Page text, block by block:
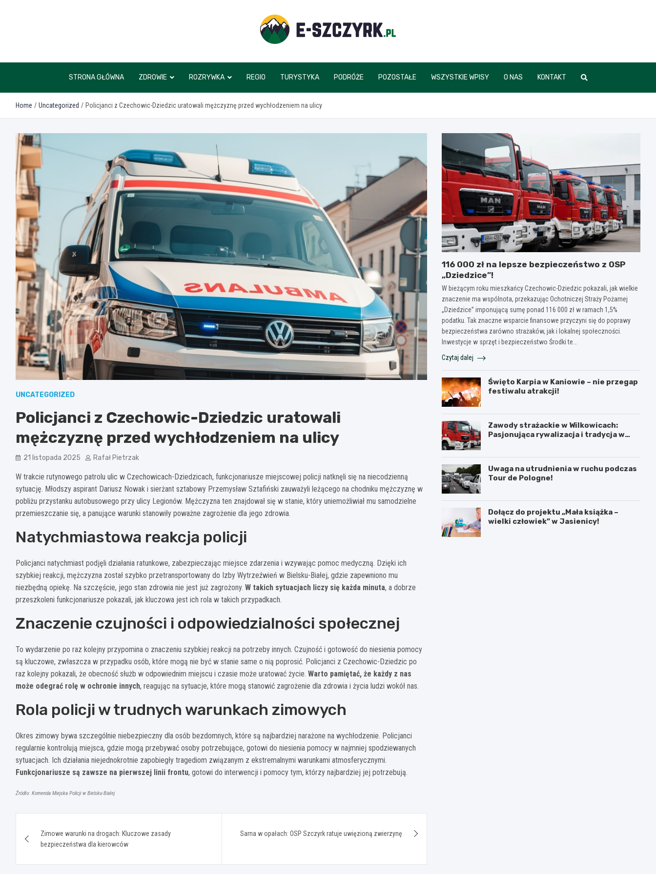
e-szczyrk.pl
STRONA GŁÓWNA ZDROWIE ROZRYWKA REGIO TURYSTYKA PODRÓŻE POZOSTAŁE WSZYSTKIE WPISY O NAS KONTAKT
Home Uncategorized Policjanci z Czechowic-Dziedzic uratowali mężczyznę przed wychłodzeniem na ulicy
UNCATEGORIZED
Policjanci z Czechowic-Dziedzic uratowali
mężczyznę przed wychłodzeniem na ulicy
21 listopada 2025 Rafał Pietrzak
W trakcie rutynowego patrolu ulic w Czechowicach-Dziedzicach, funkcjonariusze miejscowej policji natknęli się na niecodzienną
sytuację. Młodszy aspirant Dariusz Nowak i sierżant sztabowy Przemysław Sztafiński zauważyli leżącego na chodniku mężczyznę w
pobliżu przystanku autobusowego przy ulicy Legionów. Mężczyzna ten znajdował się w stanie, który uniemożliwiał mu samodzielne
przemieszczanie się, a panujące warunki stanowiły poważne zagrożenie dla jego zdrowia.
Natychmiastowa reakcja policji
Policjanci natychmiast podjęli działania ratunkowe, zabezpieczając miejsce zdarzenia i wzywając pomoc medyczną. Dzięki ich
szybkiej reakcji, mężczyzna został szybko przetransportowany do Izby Wytrzeźwień w Bielsku-Białej, gdzie zapewniono mu
niezbędną opiekę. Na szczęście, jego stan zdrowia nie jest już zagrożony. W takich sytuacjach liczy się każda minuta, a dobrze
przeszkoleni funkcjonariusze pokazali, jak kluczowa jest ich rola w takich przypadkach.
Znaczenie czujności i odpowiedzialności społecznej
To wydarzenie po raz kolejny przypomina o znaczeniu szybkiej reakcji na potrzeby innych. Czujność i gotowość do niesienia pomocy
są kluczowe, zwłaszcza w przypadku osób, które mogą nie być w stanie same o nią poprosić. Policjanci z Czechowic-Dziedzic po
raz kolejny pokazali, że obecność służb w odpowiednim miejscu i czasie może uratować życie. Warto pamiętać, że każdy z nas
może odegrać rolę w ochronie innych, reagując na sytuacje, które mogą stanowić zagrożenie dla zdrowia i życia ludzi wokół nas.
Rola policji w trudnych warunkach zimowych
Okres zimowy bywa szczególnie niebezpieczny dla osób bezdomnych, które są najbardziej narażone na wychłodzenie. Policjanci
regularnie kontrolują miejsca, gdzie mogą przebywać osoby potrzebujące, gotowi do niesienia pomocy w najmniej spodziewanych
sytuacjach. Ich działania niejednokrotnie zapobiegły tragediom związanym z ekstremalnymi warunkami atmosferycznymi.
Funkcjonariusze są zawsze na pierwszej linii frontu, gotowi do interwencji i pomocy tym, którzy najbardziej jej potrzebują.
Źródło: Komenda Miejska Policji w Bielsku-Białej
wpisu
Zimowe warunki na drogach: Kluczowe zasady
bezpieczeństwa dla kierowców
Sarna w opałach: OSP Szczyrk ratuje uwięzioną zwierzynę
116 000 zł na lepsze bezpieczeństwo z OSP
„Dziedzice”!
W bieżącym roku mieszkańcy Czechowic-Dziedzic pokazali, jak wielkie
znaczenie ma wspólnota, przekazując Ochotniczej Straży Pożarnej
„Dziedzice” imponującą sumę ponad 116 000 zł w ramach 1,5%
podatku. Tak znaczne wsparcie finansowe przyczyni się do poprawy
bezpieczeństwa zarówno strażaków, jak i lokalnej społeczności.
Inwestycje w sprzęt i bezpieczeństwo Środki te…
Czytaj dalej
Święto Karpia w Kaniowie – nie przegap
festiwalu atrakcji!
Zawody strażackie w Wilkowicach:
Pasjonująca rywalizacja i tradycja w
Uwaga na utrudnienia w ruchu podczas
Tour de Pologne!
Dołącz do projektu „Mała książka –
wielki człowiek” w Jasienicy!